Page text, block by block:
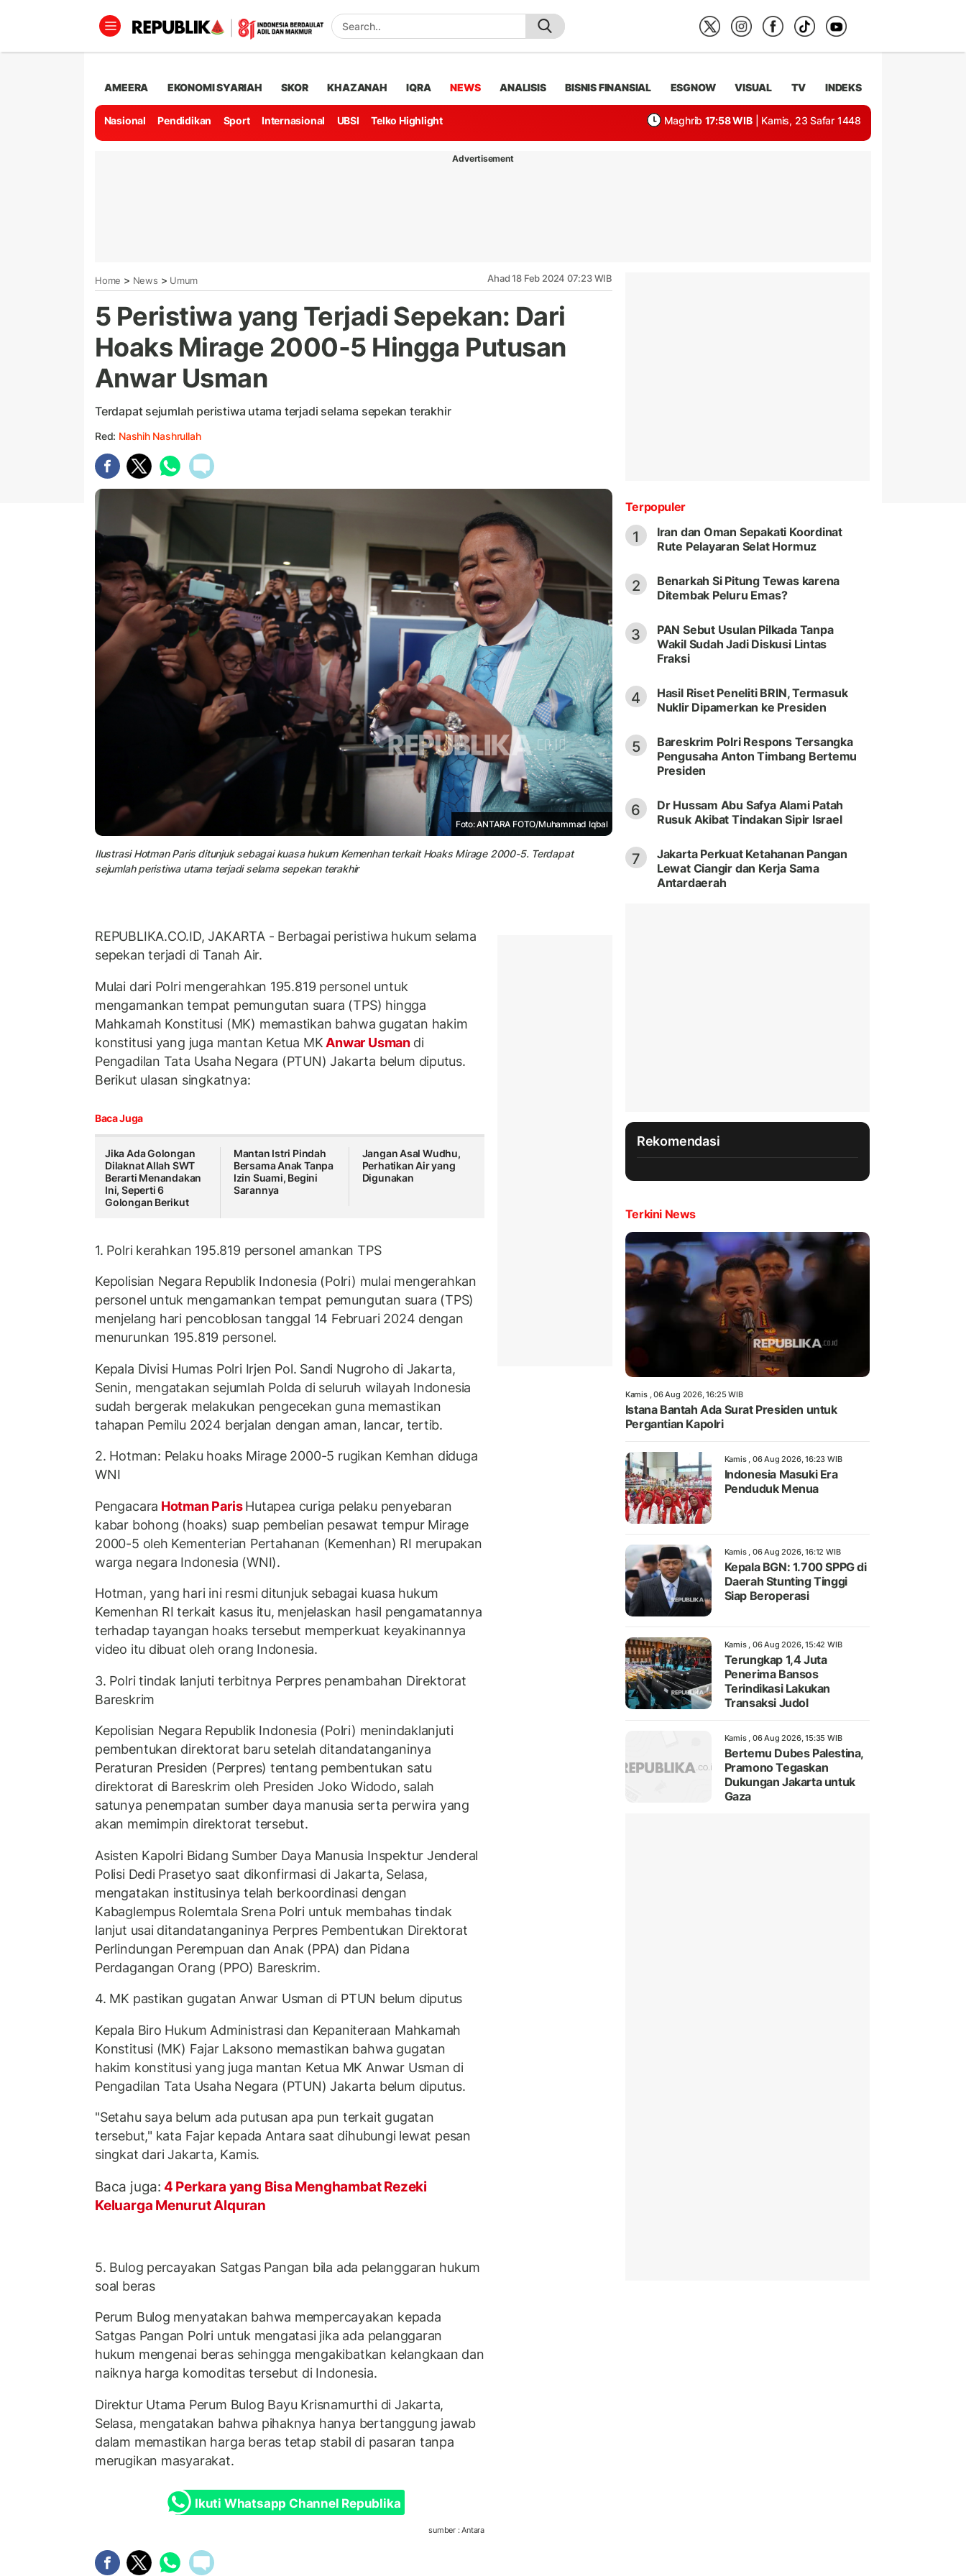
AMEERA EKONOMI SYARIAH SKOR KHAZANAH IQRA NEWS ANALISIS BISNIS FINANSIAL ESGNOW VISUAL TV INDEKS
Nasional Pendidikan Sport Internasional UBSI Telko Highlight Maghrib 17:58 WIB | Kamis, 23 Safar 1448
Advertisement
Home > News > Umum Ahad 18 Feb 2024 07:23 WIB
5 Peristiwa yang Terjadi Sepekan: Dari
Hoaks Mirage 2000-5 Hingga Putusan
Anwar Usman
Terdapat sejumlah peristiwa utama terjadi selama sepekan terakhir
Red: Nashih Nashrullah
Foto: ANTARA FOTO/Muhammad Iqbal
Ilustrasi Hotman Paris ditunjuk sebagai kuasa hukum Kemenhan terkait Hoaks Mirage 2000-5. Terdapat
sejumlah peristiwa utama terjadi selama sepekan terakhir
REPUBLIKA.CO.ID, JAKARTA - Berbagai peristiwa hukum selama
sepekan terjadi di Tanah Air.
Mulai dari Polri mengerahkan 195.819 personel untuk
mengamankan tempat pemungutan suara (TPS) hingga
Mahkamah Konstitusi (MK) memastikan bahwa gugatan hakim
konstitusi yang juga mantan Ketua MK Anwar Usman di
Pengadilan Tata Usaha Negara (PTUN) Jakarta belum diputus.
Berikut ulasan singkatnya:
Baca Juga
Jika Ada Golongan
Dilaknat Allah SWT
Berarti Menandakan
Ini, Seperti 6
Golongan Berikut
Mantan Istri Pindah
Bersama Anak Tanpa
Izin Suami, Begini
Sarannya
Jangan Asal Wudhu,
Perhatikan Air yang
Digunakan
1. Polri kerahkan 195.819 personel amankan TPS
Kepolisian Negara Republik Indonesia (Polri) mulai mengerahkan
personel untuk mengamankan tempat pemungutan suara (TPS)
menjelang hari pencoblosan tanggal 14 Februari 2024 dengan
menurunkan 195.819 personel.
Kepala Divisi Humas Polri Irjen Pol. Sandi Nugroho di Jakarta,
Senin, mengatakan sejumlah Polda di seluruh wilayah Indonesia
sudah bergerak melakukan pengecekan guna memastikan
tahapan Pemilu 2024 berjalan dengan aman, lancar, tertib.
2. Hotman: Pelaku hoaks Mirage 2000-5 rugikan Kemhan diduga
WNI
Pengacara Hotman ParisHutapea curiga pelaku penyebaran
kabar bohong (hoaks) suap pembelian pesawat tempur Mirage
2000-5 oleh Kementerian Pertahanan (Kemenhan) RI merupakan
warga negara Indonesia (WNI).
Hotman, yang hari ini resmi ditunjuk sebagai kuasa hukum
Kemenhan RI terkait kasus itu, menjelaskan hasil pengamatannya
terhadap tayangan hoaks tersebut memperkuat keyakinannya
video itu dibuat oleh orang Indonesia.
3. Polri tindak lanjuti terbitnya Perpres penambahan Direktorat
Bareskrim
Kepolisian Negara Republik Indonesia (Polri) menindaklanjuti
pembentukan direktorat baru setelah ditandatanganinya
Peraturan Presiden (Perpres) tentang pembentukan satu
direktorat di Bareskrim oleh Presiden Joko Widodo, salah
satunya penempatan sumber daya manusia serta perwira yang
akan memimpin direktorat tersebut.
Asisten Kapolri Bidang Sumber Daya Manusia Inspektur Jenderal
Polisi Dedi Prasetyo saat dikonfirmasi di Jakarta, Selasa,
mengatakan institusinya telah berkoordinasi dengan
Kabaglempus Rolemtala Srena Polri untuk membahas tindak
lanjut usai ditandatanganinya Perpres Pembentukan Direktorat
Perlindungan Perempuan dan Anak (PPA) dan Pidana
Perdagangan Orang (PPO) Bareskrim.
4. MK pastikan gugatan Anwar Usman di PTUN belum diputus
Kepala Biro Hukum Administrasi dan Kepaniteraan Mahkamah
Konstitusi (MK) Fajar Laksono memastikan bahwa gugatan
hakim konstitusi yang juga mantan Ketua MK Anwar Usman di
Pengadilan Tata Usaha Negara (PTUN) Jakarta belum diputus.
"Setahu saya belum ada putusan apa pun terkait gugatan
tersebut," kata Fajar kepada Antara saat dihubungi lewat pesan
singkat dari Jakarta, Kamis.
Baca juga: 4 Perkara yang Bisa Menghambat Rezeki
Keluarga Menurut Alquran
5. Bulog percayakan Satgas Pangan bila ada pelanggaran hukum
soal beras
Perum Bulog menyatakan bahwa mempercayakan kepada
Satgas Pangan Polri untuk mengatasi jika ada pelanggaran
hukum mengenai beras sehingga mengakibatkan kelangkaan dan
naiknya harga komoditas tersebut di Indonesia.
Direktur Utama Perum Bulog Bayu Krisnamurthi di Jakarta,
Selasa, mengatakan bahwa pihaknya hanya bertanggung jawab
dalam memastikan harga beras tetap stabil di pasaran tanpa
merugikan masyarakat.
Ikuti Whatsapp Channel Republika
sumber : Antara
Terpopuler
1
Iran dan Oman Sepakati Koordinat
Rute Pelayaran Selat Hormuz
2
Benarkah Si Pitung Tewas karena
Ditembak Peluru Emas?
3
PAN Sebut Usulan Pilkada Tanpa
Wakil Sudah Jadi Diskusi Lintas
Fraksi
4
Hasil Riset Peneliti BRIN, Termasuk
Nuklir Dipamerkan ke Presiden
5
Bareskrim Polri Respons Tersangka
Pengusaha Anton Timbang Bertemu
Presiden
6
Dr Hussam Abu Safya Alami Patah
Rusuk Akibat Tindakan Sipir Israel
7
Jakarta Perkuat Ketahanan Pangan
Lewat Ciangir dan Kerja Sama
Antardaerah
Rekomendasi
Terkini News
Kamis , 06 Aug 2026, 16:25 WIB
Istana Bantah Ada Surat Presiden untuk
Pergantian Kapolri
Kamis , 06 Aug 2026, 16:23 WIB
Indonesia Masuki Era
Penduduk Menua
Kamis , 06 Aug 2026, 16:12 WIB
Kepala BGN: 1.700 SPPG di
Daerah Stunting Tinggi
Siap Beroperasi
Kamis , 06 Aug 2026, 15:42 WIB
Terungkap 1,4 Juta
Penerima Bansos
Terindikasi Lakukan
Transaksi Judol
Kamis , 06 Aug 2026, 15:35 WIB
Bertemu Dubes Palestina,
Pramono Tegaskan
Dukungan Jakarta untuk
Gaza